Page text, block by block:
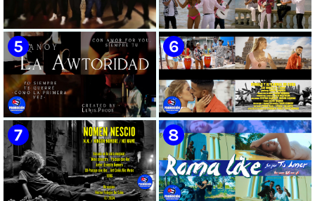
🟡 Susel Gómez (La China) ||
¨Oye Mi Leloley¨ || Director:
Onelio Jesús Larralde González
|| Música popular bailable
cubana || Videoclip || CUBA
🟢 Pirro | ¨Vuelve a mi¨ |
Videoclip | Música Urbana
Cubana | Artistas Cubanos |
Canción | CUBA
🔴 Osmani García & Varios
Artistas | ¨Chupi Chupi¨ |
Director: Joel Guilian | Videoclip
| Música Urbana Cubana |
Artistas Cubanos | Canción |
CUBA
🟡 Tico González - ¨Aunque se
pare la mula¨ - Videoclip -
Dirección: John Meriles -
Roberto C. González
🟢 Hanoy La Awtoridad |
¨Siempre Tú¨ | Director:
🟡 Ronald & El Karnal de Cuba
- ¨Que bonito es el amor¨ 📺